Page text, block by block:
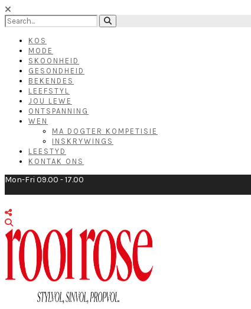
KOS
MODE
SKOONHEID
GESONDHEID
BEKENDES
LEEFSTYL
JOU LEWE
ONTSPANNING
WEN
MA DOGTER KOMPETISIE
INSKRYWINGS
LEESTYD
KONTAK ONS
Mon-Fri 09.00 - 17.00